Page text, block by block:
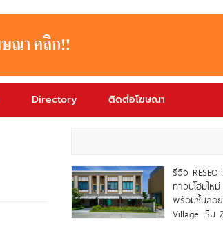
Directory ติดต่อโฆษณา
รีวิว
ทาวน์โฮมให
พร้อมชั้นลอย
Village เริ่ม